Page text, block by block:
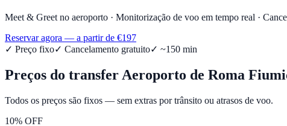
Meet & Greet no aeroporto · Monitorização de voo em tempo real ·
Reservar agora — a partir de €197
✓ Preço fixo✓ Cancelamento gratuito✓ ~150 min
Preços do transfer Aeroporto de Roma
Todos os preços são fixos — sem extras por trânsito ou atrasos de voo.
10% OFF